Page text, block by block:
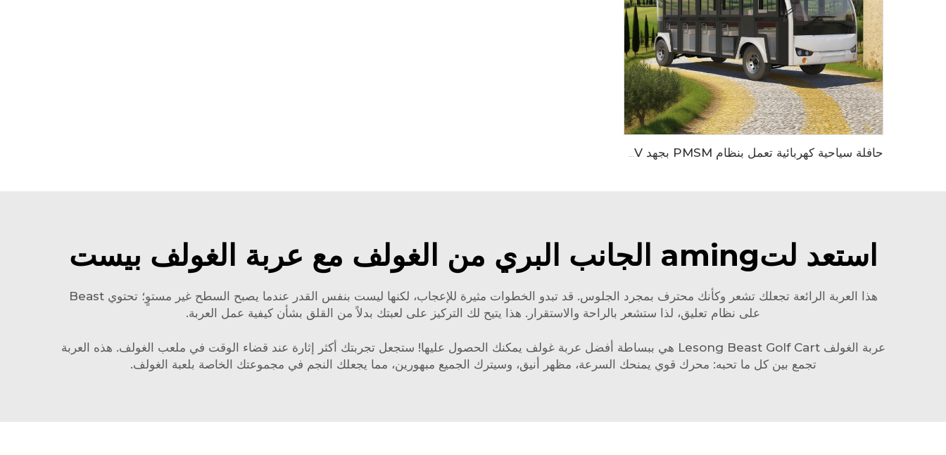
حافلة سياحية كهربائية تعمل بنظام PMSM بجهد 96V وبطارية الليثيوم LFP بسعة 20KW و23 مقعدًا طراز LS6230KF
استعد لتaming الجانب البري من الغولف مع عربة الغولف بيست
هذا العربة الرائعة تجعلك تشعر وكأنك محترف بمجرد الجلوس. قد تبدو الخطوات مثيرة للإعجاب، لكنها ليست بنفس القدر عندما يصبح السطح غير مستوٍ؛ تحتوي Beast
على نظام تعليق، لذا ستشعر بالراحة والاستقرار. هذا يتيح لك التركيز على لعبتك بدلاً من القلق بشأن كيفية عمل العربة.
عربة الغولف Lesong Beast Golf Cart هي ببساطة أفضل عربة غولف يمكنك الحصول عليها! ستجعل تجربتك أكثر إثارة عند قضاء الوقت في ملعب الغولف. هذه العربة
تجمع بين كل ما تحبه: محرك قوي يمنحك السرعة، مظهر أنيق، وسيترك الجميع مبهورين، مما يجعلك النجم في مجموعتك الخاصة بلعبة الغولف.